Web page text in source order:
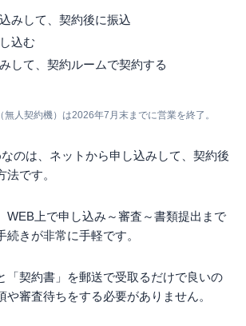
みして、契約後に振込
込む
して、契約ルームで契約する
人契約機）は2026年7月末までに営業を終了。
のは、ネットから申し込みして、契約後
です。
WEB上で申し込み～審査～書類提出まで
続きが非常に手軽です。
「契約書」を郵送で受取るだけで良いの
や審査待ちをする必要がありません。